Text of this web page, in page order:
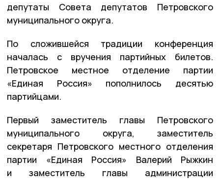
депутаты Совета депутатов Петровского
муниципального округа.
По сложившейся традиции конференция
началась с вручения партийных билетов.
Петровское местное отделение партии
«Единая Россия» пополнилось десятью
партийцами.
Первый заместитель главы Петровского
муниципального округа, заместитель
секретаря Петровского местного отделения
партии «Единая Россия» Валерий Рыжкин
и заместитель главы администрации